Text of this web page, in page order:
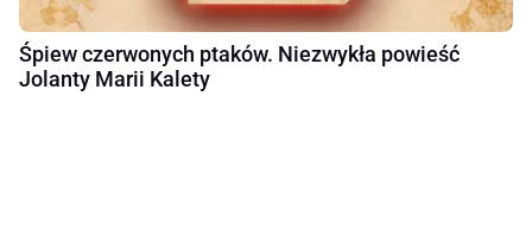
Śpiew czerwonych ptaków. Niezwykła powieść
Jolanty Marii Kalety